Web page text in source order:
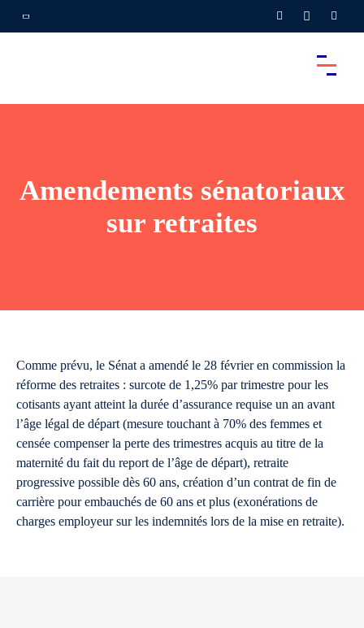
Amendements sénatoriaux
sur retraites
Comme prévu, le Sénat a amendé le 28 février en commission la
réforme des retraites : surcote de 1,25% par trimestre pour les
cotisants ayant atteint la durée d’assurance requise un an avant
l’âge légal de départ (mesure touchant à 70% des femmes et
censée compenser la perte des trimestres acquis au titre de la
maternité du fait du report de l’âge de départ), retraite
progressive possible dès 60 ans, création d’un contrat de fin de
carrière pour embauchés de 60 ans et plus (exonérations de
charges employeur sur les indemnités lors de la mise en retraite).